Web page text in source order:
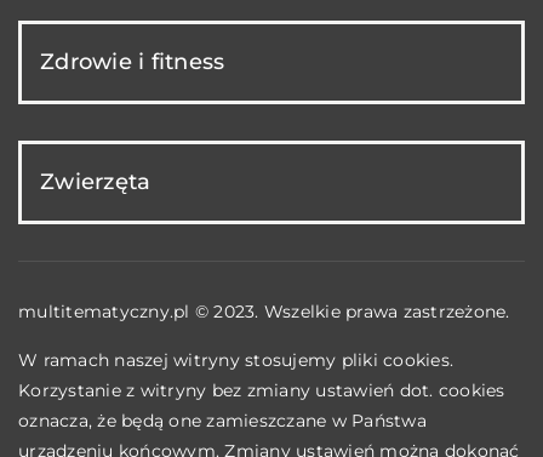
Zdrowie i fitness
Zwierzęta
multitematyczny.pl © 2023. Wszelkie prawa zastrzeżone.
W ramach naszej witryny stosujemy pliki cookies.
Korzystanie z witryny bez zmiany ustawień dot. cookies
oznacza, że będą one zamieszczane w Państwa
urządzeniu końcowym. Zmiany ustawień można dokonać